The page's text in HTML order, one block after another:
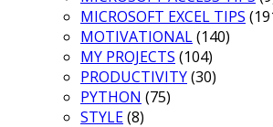
MICROSOFT EXCEL TIPS
MOTIVATIONAL(140)
MY PROJECTS (104)
PRODUCTIVITY(30)
PYTHON (75)
STYLE(8)